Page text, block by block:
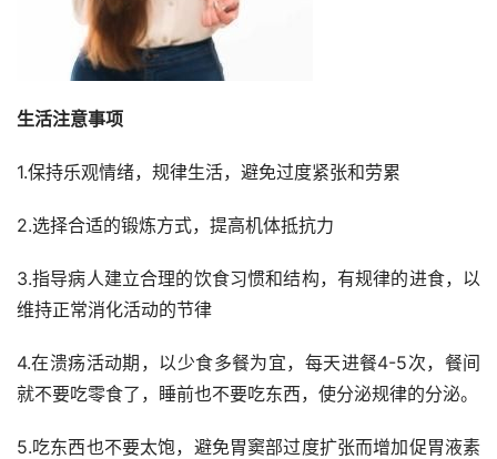
生活注意事项
1.保持乐观情绪，规律生活，避免过度紧张和劳累
2.选择合适的锻炼方式，提高机体抵抗力
3.指导病人建立合理的饮食习惯和结构，有规律的进食，以
维持正常消化活动的节律
4.在溃疡活动期，以少食多餐为宜，每天进餐4-5次，餐间
就不要吃零食了，睡前也不要吃东西，使分泌规律的分泌。
5.吃东西也不要太饱，避免胃窦部过度扩张而增加促胃液素